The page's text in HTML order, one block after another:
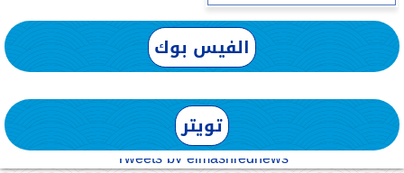
الفيس بوك
تويتر
Tweets by elmashreqnews